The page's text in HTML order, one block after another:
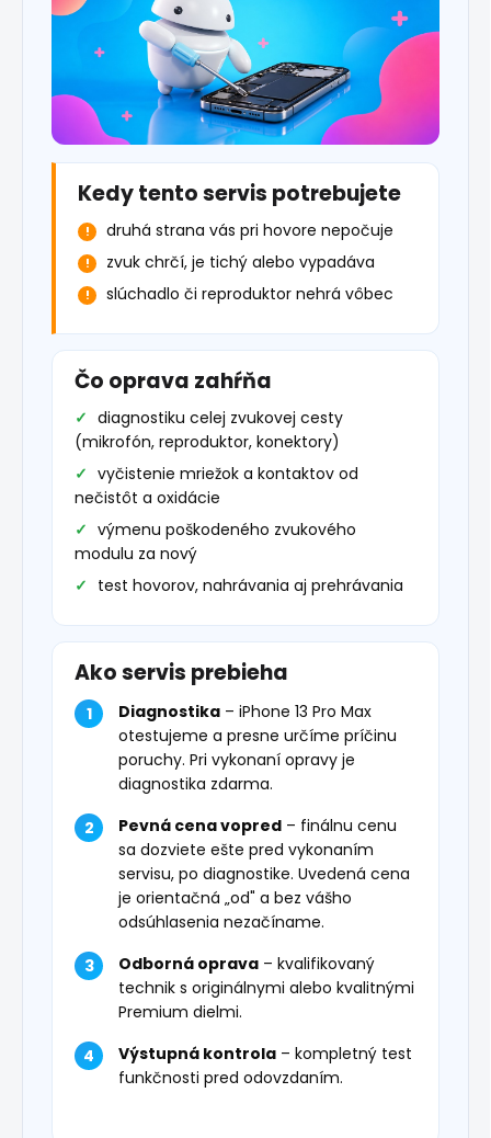
Kedy tento servis potrebujete
druhá strana vás pri hovore nepočuje
zvuk chrčí, je tichý alebo vypadáva
slúchadlo či reproduktor nehrá vôbec
Čo oprava zahŕňa
diagnostiku celej zvukovej cesty
(mikrofón, reproduktor, konektory)
vyčistenie mriežok a kontaktov od
nečistôt a oxidácie
výmenu poškodeného zvukového
modulu za nový
test hovorov, nahrávania aj prehrávania
Ako servis prebieha
Diagnostika – iPhone 13 Pro Max
otestujeme a presne určíme príčinu
poruchy. Pri vykonaní opravy je
diagnostika zdarma.
Pevná cena vopred – finálnu cenu
sa dozviete ešte pred vykonaním
servisu, po diagnostike. Uvedená cena
je orientačná „od" a bez vášho
odsúhlasenia nezačíname.
Odborná oprava – kvalifikovaný
technik s originálnymi alebo kvalitnými
Premium dielmi.
Výstupná kontrola – kompletný test
funkčnosti pred odovzdaním.